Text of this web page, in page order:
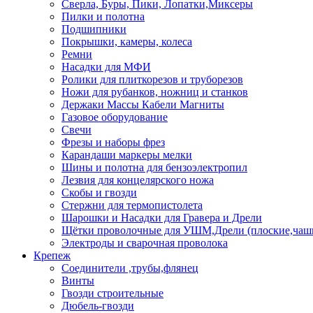
Сверла, Буры, Пики, Лопатки,Миксеры
Пилки и полотна
Подшипники
Покрышки, камеры, колеса
Ремни
Насадки для МФИ
Ролики для плиткорезов и труборезов
Ножи для рубанков, ножниц и станков
Держаки Массы Кабели Магниты
Газовое оборудование
Свечи
Фрезы и наборы фрез
Карандаши маркеры мелки
Шины и полотна для бензоэлектропил
Лезвия для концелярского ножа
Скобы и гвозди
Стержни для термопистолета
Шарошки и Насадки для Гравера и Дрели
Щётки проволочные для УШМ,Дрели
Электроды и сварочная проволока
Крепеж
Соединители ,трубы,флянец
Винты
Гвозди строительные
Дюбель-гвозди